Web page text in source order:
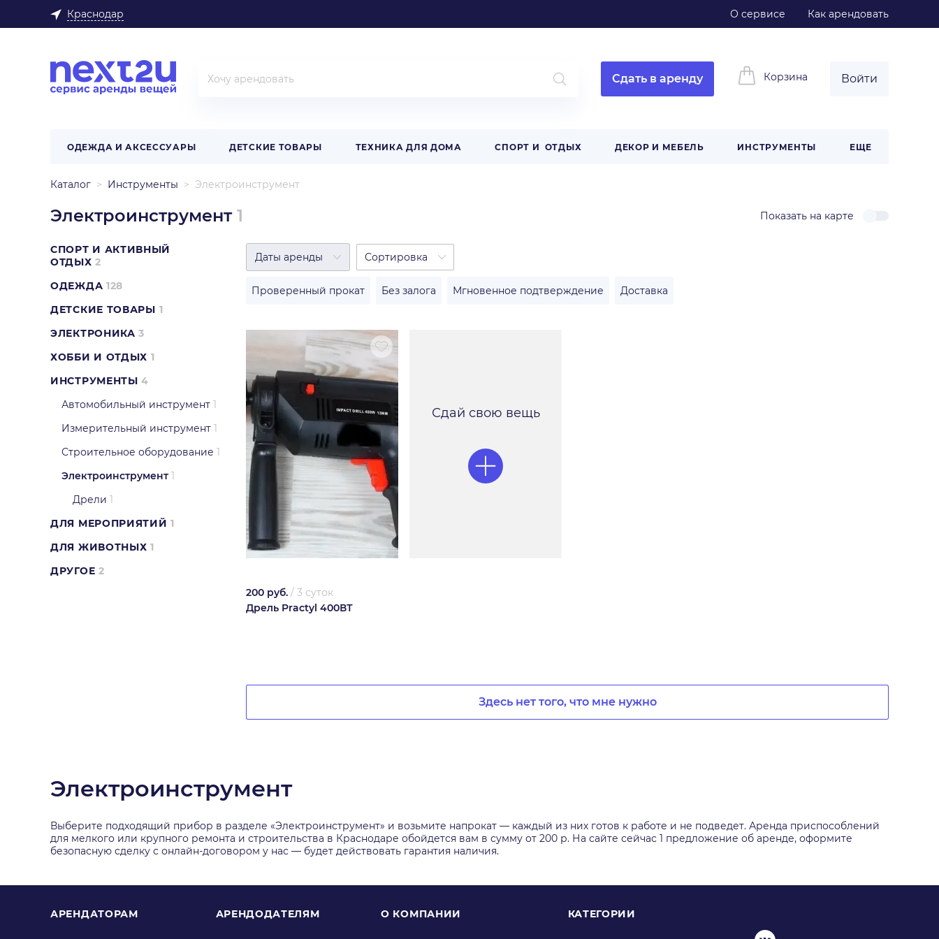
Краснодар О сервисе Как арендовать
Сдать в аренду Корзина Войти
ОДЕЖДА И АКСЕССУАРЫ ДЕТСКИЕ ТОВАРЫ ТЕХНИКА ДЛЯ ДОМА СПОРТ И ОТДЫХ ДЕКОР И МЕБЕЛЬ ИНСТРУМЕНТЫ ЕЩЕ
Каталог Инструменты Электроинструмент
Электроинструмент 1 Показать на карте
СПОРТ И АКТИВНЫЙ
ОТДЫХ 2
ОДЕЖДА 128
ДЕТСКИЕ ТОВАРЫ 1
ЭЛЕКТРОНИКА 3
ХОББИ И ОТДЫХ 1
ИНСТРУМЕНТЫ 4
Автомобильный инструмент 1
Измерительный инструмент 1
Строительное оборудование 1
Электроинструмент 1
Дрели 1
ДЛЯ МЕРОПРИЯТИЙ 1
ДЛЯ ЖИВОТНЫХ 1
ДРУГОЕ 2
Даты аренды Сортировка
Проверенный прокат Без залога Мгновенное подтверждение Доставка
200 руб. / 3 суток
Дрель Practyl 400ВТ
Сдай свою вещь
Здесь нет того, что мне нужно
Электроинструмент
Выберите подходящий прибор в разделе «Электроинструмент» и возьмите напрокат — каждый из них готов к работе и не подведет. Аренда приспособлений
для мелкого или крупного ремонта и строительства в Краснодаре обойдется вам в сумму от 200 р. На сайте сейчас 1 предложение об аренде, оформите
безопасную сделку с онлайн-договором у нас — будет действовать гарантия наличия.
АРЕНДАТОРАМ АРЕНДОДАТЕЛЯМ О КОМПАНИИ КАТЕГОРИИ